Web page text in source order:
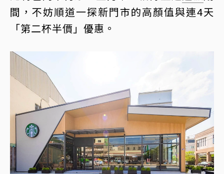
間，不妨順道一探新門市的高顏值與連4天
「第二杯半價」優惠。